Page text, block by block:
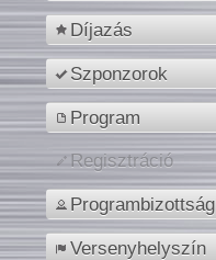
Díjazás
Szponzorok
Program
Regisztráció
Programbizottság
Versenyhelyszín